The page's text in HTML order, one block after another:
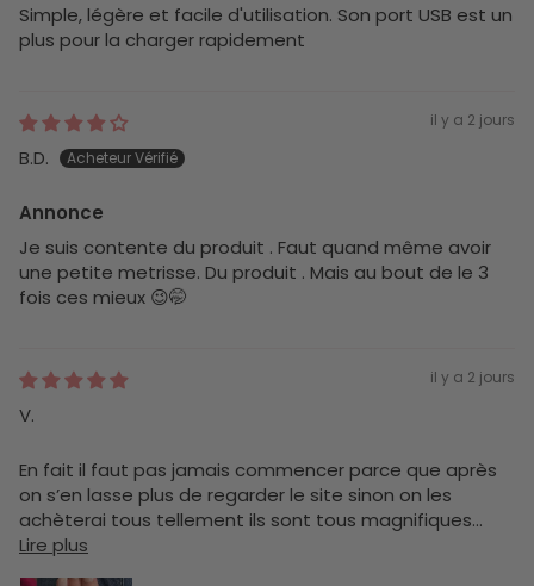
Simple, légère et facile d'utilisation. Son port USB est un
plus pour la charger rapidement
il y a 2 jours
B.D.
Annonce
Je suis contente du produit . Faut quand même avoir
une petite metrisse. Du produit . Mais au bout de le 3
fois ces mieux 😉🤭
il y a 2 jours
V.
En fait il faut pas jamais commencer parce que après
on s’en lasse plus de regarder le site sinon on les
achèterai tous tellement ils sont tous magnifiques...
Lire plus